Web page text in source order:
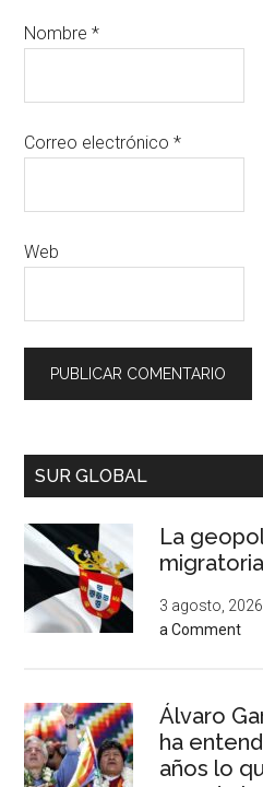
Nombre*
Correo electrónico*
Web
SUR GLOBAL
La
3 agosto, 2026
a Comment
Álvaro
ha
años lo